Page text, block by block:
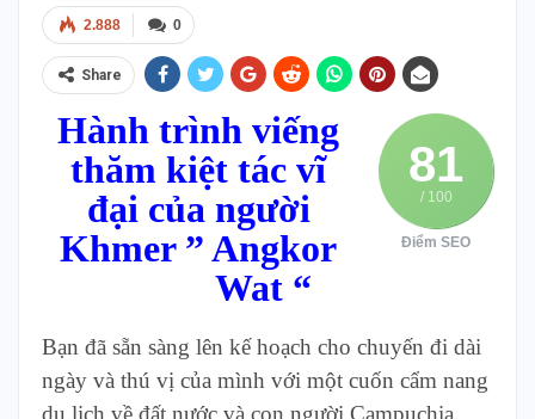
0
2.888
Share
81
/ 100
Điểm SEO
Hành trình viếng
thăm kiệt tác vĩ
đại của người
Khmer ” Angkor
Wat “
Bạn đã sẵn sàng lên kế hoạch cho chuyến đi dài
ngày và thú vị của mình với một cuốn cẩm nang
du lịch về đất nước và con người Campuchia.